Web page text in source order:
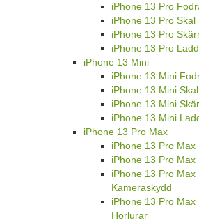
iPhone 13 Pro
iPhone 13 Pro Skal
iPhone 13 Pro
iPhone 13 Pro
iPhone 13 Mini
iPhone 13 Mini
iPhone 13 Mini Skal
iPhone 13 Mini
iPhone 13 Mini
iPhone 13 Pro Max
iPhone 13 Pro Max
iPhone 13 Pro Max
iPhone 13 Pro Max
Kameraskydd
iPhone 13 Pro
Hörlurar